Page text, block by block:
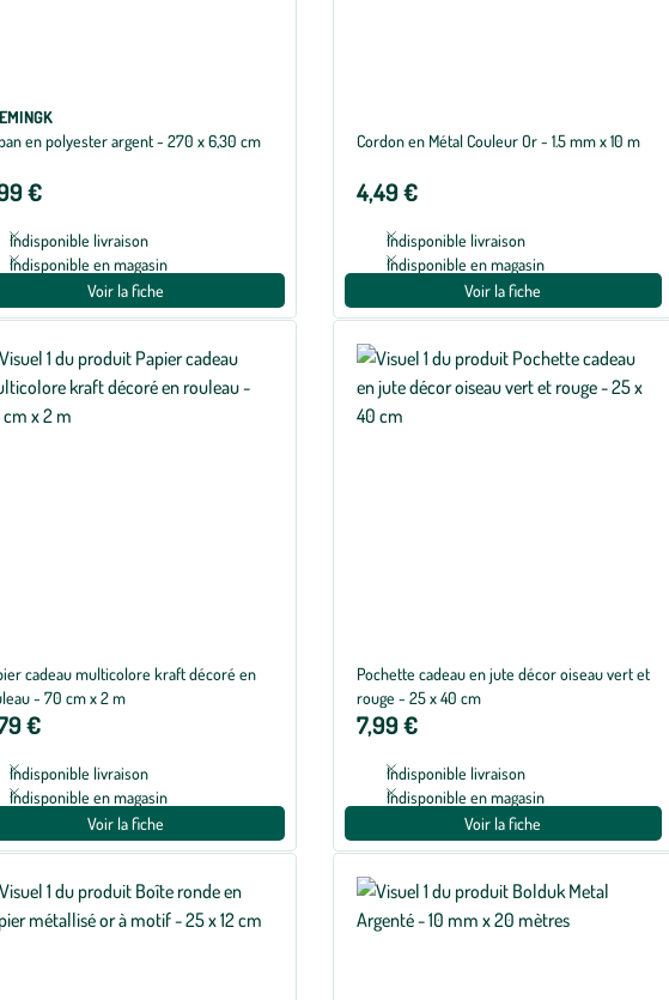
en polyester argent - 270 x 6,30 cm
€
Indisponible livraison
Indisponible en magasin
Voir la fiche
Cordon en Métal Couleur Or - 1.5 mm x 10 m
4,49 €
Indisponible livraison
Indisponible en magasin
Voir la fiche
cadeau multicolore kraft décoré en
- 70 cm x 2 m
€
Indisponible livraison
Indisponible en magasin
Voir la fiche
Pochette cadeau en jute décor oiseau vert et
rouge - 25 x 40 cm
7,99 €
Indisponible livraison
Indisponible en magasin
Voir la fiche